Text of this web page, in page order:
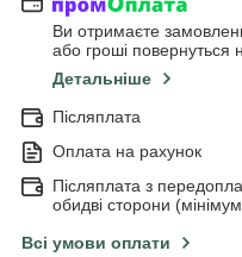
Ви отримаєте
або гроші повернуться
Детальніше
Післяплата
Оплата на рахунок
Післяплата з
обидві сторони
Всі умови оплати